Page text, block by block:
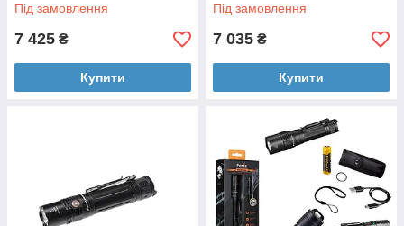
Під замовлення
7 425 ₴
Купити
Під замовлення
7 035 ₴
Купити